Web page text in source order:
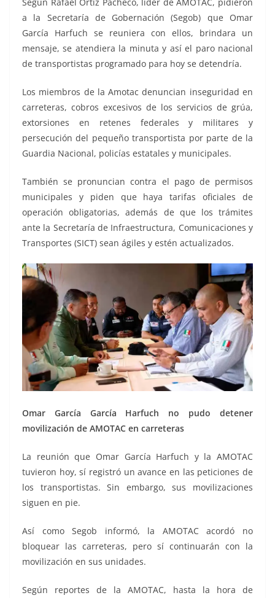
a la Secretaría de Gobernación (Segob) que Omar
García Harfuch se reuniera con ellos, brindara un
mensaje, se atendiera la minuta y así el paro nacional
de transportistas programado para hoy se detendría.
Los miembros de la Amotac denuncian inseguridad en
carreteras, cobros excesivos de los servicios de grúa,
extorsiones en retenes federales y militares y
persecución del pequeño transportista por parte de la
Guardia Nacional, policías estatales y municipales.
También se pronuncian contra el pago de permisos
municipales y piden que haya tarifas oficiales de
operación obligatorias, además de que los trámites
ante la Secretaría de Infraestructura, Comunicaciones y
Transportes (SICT) sean ágiles y estén actualizados.
Omar García García Harfuch no pudo detener
movilización de AMOTAC en carreteras
La reunión que Omar García Harfuch y la AMOTAC
tuvieron hoy, sí registró un avance en las peticiones de
los transportistas. Sin embargo, sus movilizaciones
siguen en pie.
Así como Segob informó, la AMOTAC acordó no
bloquear las carreteras, pero sí continuarán con la
movilización en sus unidades.
Según reportes de la AMOTAC, hasta la hora de